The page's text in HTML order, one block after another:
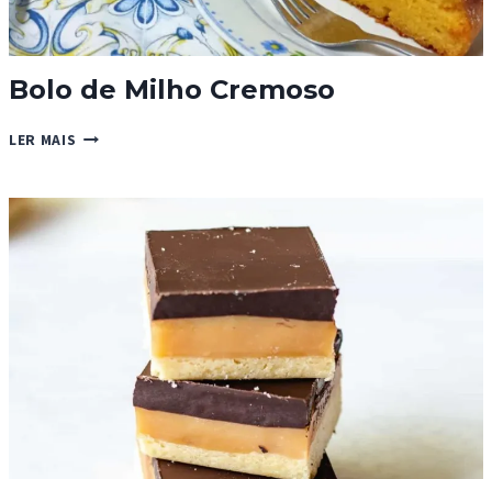
Bolo de Milho Cremoso
LER MAIS BOLO
CREMOSO